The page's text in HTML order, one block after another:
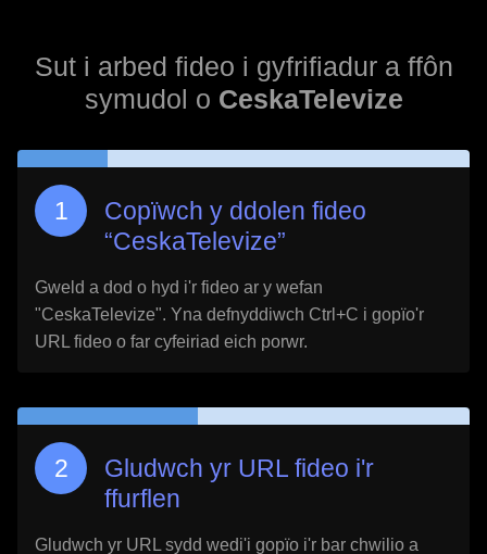
Sut i arbed fideo i gyfrifiadur a ffôn
symudol o CeskaTelevize
Copïwch y ddolen fideo
“CeskaTelevize”
Gweld a dod o hyd i'r fideo ar y wefan
"CeskaTelevize". Yna defnyddiwch Ctrl+C i gopïo'r
URL fideo o far cyfeiriad eich porwr.
Gludwch yr URL fideo i'r
ffurflen
Gludwch yr URL sydd wedi'i gopïo i'r bar chwilio a